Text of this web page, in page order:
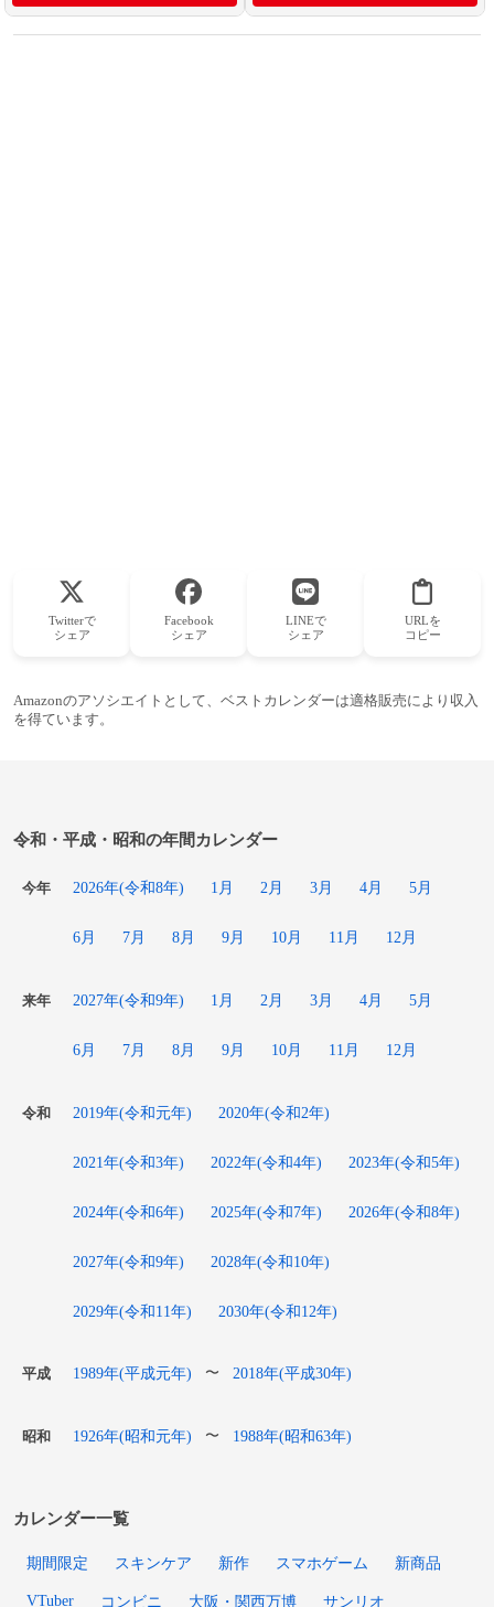
Twitterで
シェア
Facebook
シェア
LINEで
シェア
URLを
コピー
Amazonのアソシエイトとして、ベストカレンダーは適格販売により収入
を得ています。
令和・平成・昭和の年間カレンダー
今年 2026年(令和8年) 1月 2月 3月 4月 5月
6月 7月 8月 9月 10月 11月 12月
来年 2027年(令和9年) 1月 2月 3月 4月 5月
6月 7月 8月 9月 10月 11月 12月
令和 2019年(令和元年) 2020年(令和2年)
2021年(令和3年) 2022年(令和4年) 2023年(令和5年)
2024年(令和6年) 2025年(令和7年) 2026年(令和8年)
2027年(令和9年) 2028年(令和10年)
2029年(令和11年) 2030年(令和12年)
平成 1989年(平成元年) 〜 2018年(平成30年)
昭和 1926年(昭和元年) 〜 1988年(昭和63年)
カレンダー一覧
期間限定 スキンケア 新作 スマホゲーム 新商品
VTuber コンビニ 大阪・関西万博 サンリオ